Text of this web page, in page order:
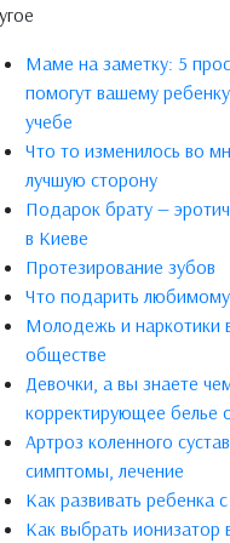
Маме на заметку: 5
помогут вашему
учебе
Что то изменилось во
лучшую сторону
Подарок брату —
в Киеве
Протезирование зубов
Что подарить
Молодежь и наркотики
обществе
Девочки, а вы знаете
корректирующее белье
Артроз коленного
симптомы, лечение
Как развивать ребенка
Как выбрать ионизатор